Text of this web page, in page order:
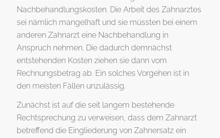
Nachbehandlungskosten. Die Arbeit des Zahnarztes
sei nämlich mangelhaft und sie müssten bei einem
anderen Zahnarzt eine Nachbehandlung in
Anspruch nehmen. Die dadurch demnächst
entstehenden Kosten ziehen sie dann vom
Rechnungsbetrag ab. Ein solches Vorgehen ist in
den meisten Fällen unzulässig.
Zunächst ist auf die seit langem bestehende
Rechtsprechung zu verweisen, dass dem Zahnarzt
betreffend die Eingliederung von Zahnersatz ein